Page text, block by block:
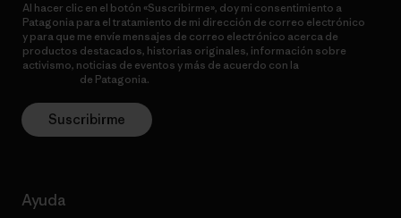
Al hacer clic en el botón «Suscribirme», doy mi consentimiento a
Patagonia para el tratamiento de mi dirección de correo electrónico
y para que me envíe mensajes de correo electrónico acerca de
productos destacados, historias originales, información sobre
activismo, noticias de eventos y más de acuerdo con la
de Patagonia.
Suscribirme
Ayuda